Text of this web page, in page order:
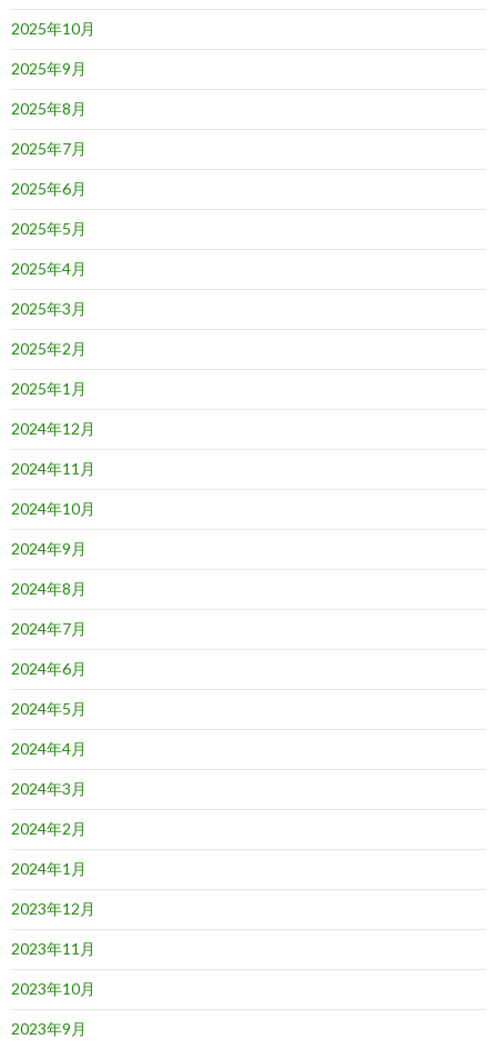
2025年10月
2025年9月
2025年8月
2025年7月
2025年6月
2025年5月
2025年4月
2025年3月
2025年2月
2025年1月
2024年12月
2024年11月
2024年10月
2024年9月
2024年8月
2024年7月
2024年6月
2024年5月
2024年4月
2024年3月
2024年2月
2024年1月
2023年12月
2023年11月
2023年10月
2023年9月